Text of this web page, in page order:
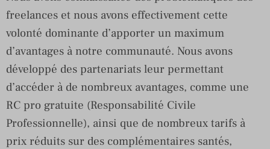
freelances et nous avons effectivement cette
volonté dominante d’apporter un maximum
d’avantages à notre communauté. Nous avons
développé des partenariats leur permettant
d’accéder à de nombreux avantages, comme une
RC pro gratuite (Responsabilité Civile
Professionnelle), ainsi que de nombreux tarifs à
prix réduits sur des complémentaires santés,